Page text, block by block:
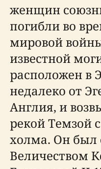
женщин
погибли во
мировой
известной
расположен в
недалеко от
Англия, и
рекой Темзой
холма. Он был
Величеством